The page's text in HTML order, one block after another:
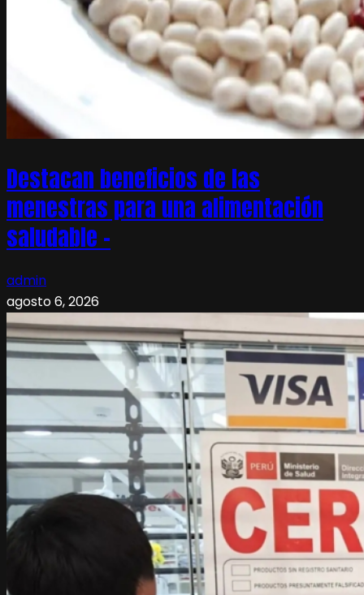
Destacan beneficios de las
menestras para una alimentación
saludable –
admin
agosto 6, 2026